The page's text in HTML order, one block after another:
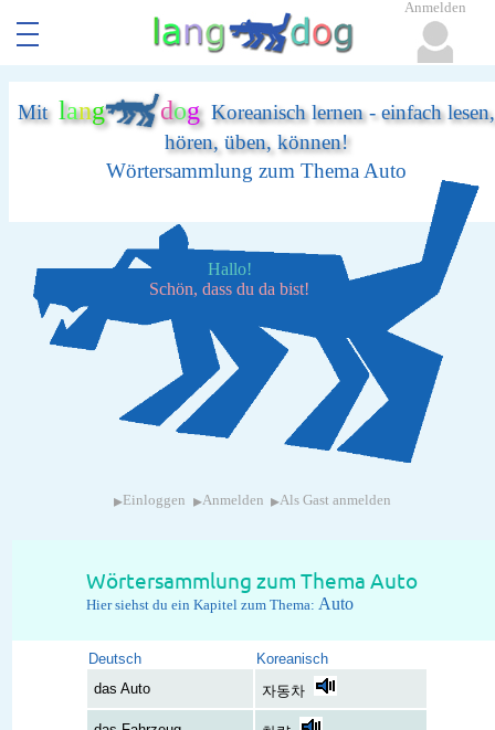
Mit lang dogKoreanisch lernen - einfach lesen,
hören, üben, können!
Wörtersammlung zum Thema Auto
Hallo!
Schön, dass du da bist!
▸ Einloggen ▸Anmelden ▸Als Gast anmelden
Wörtersammlung zum Thema Auto
Hier siehst du ein Kapitel zum Thema: Auto
Deutsch
Koreanisch
das Auto
자동차
Anmelden